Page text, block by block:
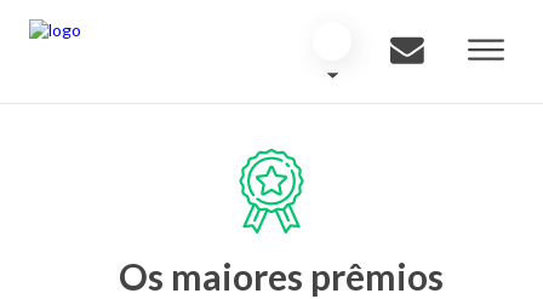
Os maiores prêmios